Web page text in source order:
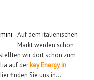
Auf dem italienischen
Markt werden schon
wir dort schon zum
auf der key Energy in
finden Sie uns in...